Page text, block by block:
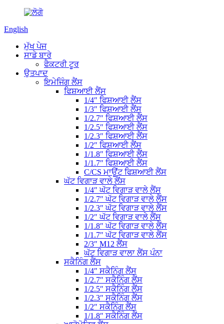
English
ਮੁੱਖ ਪੇਜ
ਸਾਡੇ ਬਾਰੇ
ਫੈਕਟਰੀ ਟੂਰ
ਉਤਪਾਦ
ਇਮੇਜਿੰਗ ਲੈਂਸ
ਫਿਸ਼ਆਈ ਲੈਂਸ
1/4″ ਫਿਸ਼ਆਈ ਲੈਂਸ
1/3″ ਫਿਸ਼ਆਈ ਲੈਂਸ
1/2.7″ ਫਿਸ਼ਆਈ ਲੈਂਸ
1/2.5″ ਫਿਸ਼ਆਈ ਲੈਂਸ
1/2.3″ ਫਿਸ਼ਆਈ ਲੈਂਸ
1/2″ ਫਿਸ਼ਆਈ ਲੈਂਸ
1/1.8″ ਫਿਸ਼ਆਈ ਲੈਂਸ
1/1.7″ ਫਿਸ਼ਆਈ ਲੈਂਸ
C/CS ਮਾਊਂਟ ਫਿਸ਼ਆਈ ਲੈਂਸ
ਘੱਟ ਵਿਗਾੜ ਵਾਲੇ ਲੈਂਸ
1/4″ ਘੱਟ ਵਿਗਾੜ ਵਾਲੇ ਲੈਂਸ
1/2.7″ ਘੱਟ ਵਿਗਾੜ ਵਾਲੇ ਲੈਂਸ
1/2.3″ ਘੱਟ ਵਿਗਾੜ ਵਾਲੇ ਲੈਂਸ
1/2″ ਘੱਟ ਵਿਗਾੜ ਵਾਲੇ ਲੈਂਸ
1/1.8″ ਘੱਟ ਵਿਗਾੜ ਵਾਲੇ ਲੈਂਸ
1/1.7″ ਘੱਟ ਵਿਗਾੜ ਵਾਲੇ ਲੈਂਸ
2/3″ M12 ਲੈਂਸ
ਘੱਟ ਵਿਗਾੜ ਵਾਲਾ ਲੈਂਸ ਪੰਨਾ
ਸਕੈਨਿੰਗ ਲੈਂਸ
1/4″ ਸਕੈਨਿੰਗ ਲੈਂਸ
1/2.7″ ਸਕੈਨਿੰਗ ਲੈਂਸ
1/2.5″ ਸਕੈਨਿੰਗ ਲੈਂਸ
1/2.3″ ਸਕੈਨਿੰਗ ਲੈਂਸ
1/2″ ਸਕੈਨਿੰਗ ਲੈਂਸ
1/1.8″ ਸਕੈਨਿੰਗ ਲੈਂਸ